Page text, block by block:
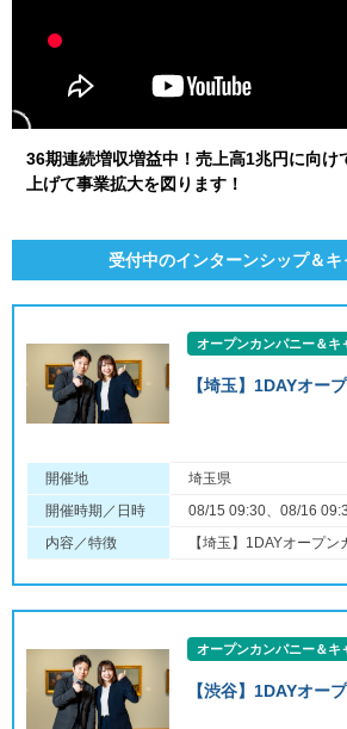
36期連続増収増益中！売上高1兆円に向け
上げて事業拡大を図ります！
受付中のインターンシップ＆キ
オープンカンパニー＆キ
【埼玉】1DAYオー
開催地
埼玉県
開催時期／日時
08/15 09:30、08/16
内容／特徴
【埼玉】1DAYオープン
オープンカンパニー＆キ
【渋谷】1DAYオー